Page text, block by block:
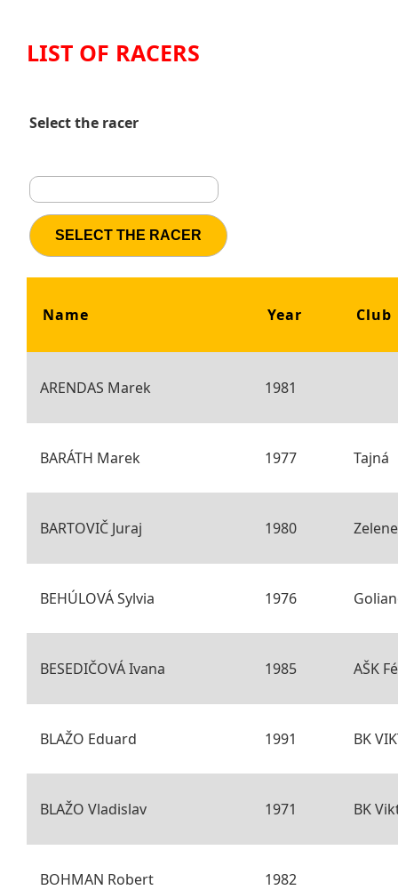
LIST OF RACERS
Select the racer
Name Year Club
ARENDAS Marek 1981
BARÁTH Marek 1977 Tajná
BARTOVIČ Juraj 1980
BEHÚLOVÁ Sylvia 1976
BESEDIČOVÁ Ivana 1985 AŠK
BLAŽO Eduard 1991 BK
BLAŽO Vladislav 1971 BK
BOHMAN Robert 1982